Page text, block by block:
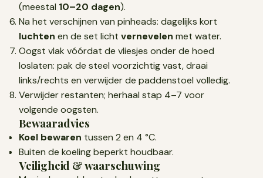
(meestal 10–20 dagen).
Na het verschijnen van pinheads: dagelijks kort
luchten en de set licht vernevelen met water.
Oogst vlak vóórdat de vliesjes onder de hoed
loslaten: pak de steel voorzichtig vast, draai
links/rechts en verwijder de paddenstoel volledig.
Verwijder restanten; herhaal stap 4–7 voor
volgende oogsten.
Bewaaradvies
Koel bewaren tussen 2 en 4 °C.
Buiten de koeling beperkt houdbaar.
Veiligheid & waarschuwing